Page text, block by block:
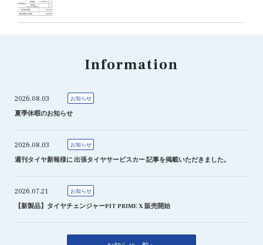
Information
2026.08.03 お知らせ
夏季休暇のお知らせ
2026.08.03 お知らせ
週刊タイヤ新報様に 出張タイヤサービスカー 記事を掲載いただきました。
2026.07.21 お知らせ
【新製品】タイヤチェンジャーPIT PRIME X 販売開始